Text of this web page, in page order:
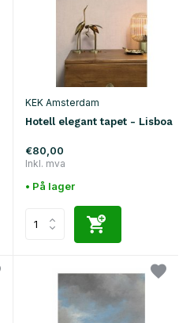
KEK Amsterdam
Hotell elegant tapet - Lisboa
€80,00
Inkl. mva
• På lager